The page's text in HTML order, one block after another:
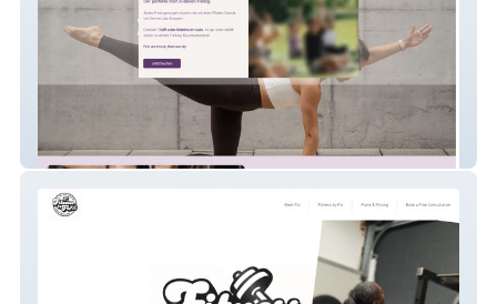
Moveshape